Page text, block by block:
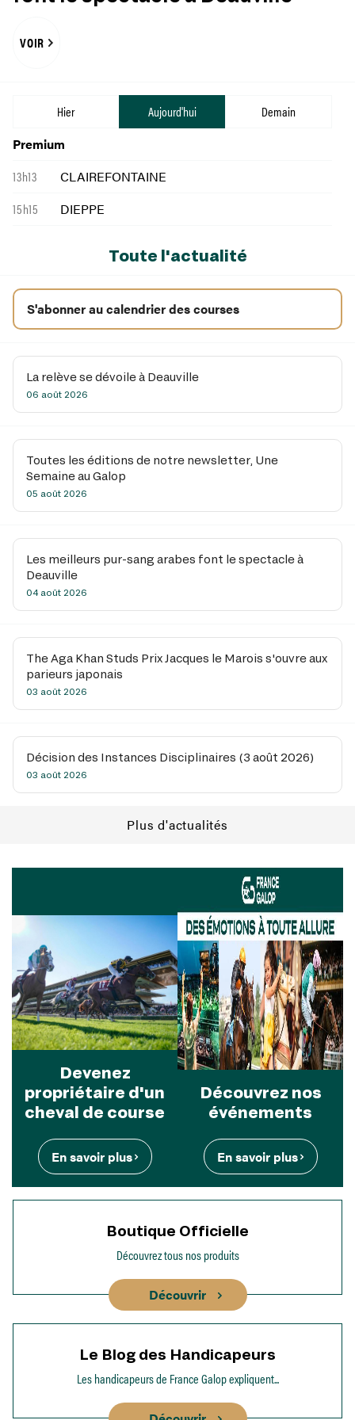
VOIR
Hier Aujourd'hui
Demain
Premium
13h13
CLAIREFONTAINE
15h15
DIEPPE
Toute l'actualité
S'abonner au calendrier des courses
La relève se dévoile à Deauville
06 août 2026
Toutes les éditions de notre newsletter, Une
Semaine au Galop
05 août 2026
Les meilleurs pur-sang arabes font le spectacle à
Deauville
04 août 2026
The Aga Khan Studs Prix Jacques le Marois s'ouvre aux
parieurs japonais
03 août 2026
Décision des Instances Disciplinaires (3 août 2026)
03 août 2026
Plus d'actualités
Devenez
propriétaire d'un
cheval de course
En savoir plus
Découvrez nos
événements
En savoir plus
Boutique Officielle
Découvrez tous nos produits
Découvrir
Le Blog des Handicapeurs
Les handicapeurs de France Galop expliquent...